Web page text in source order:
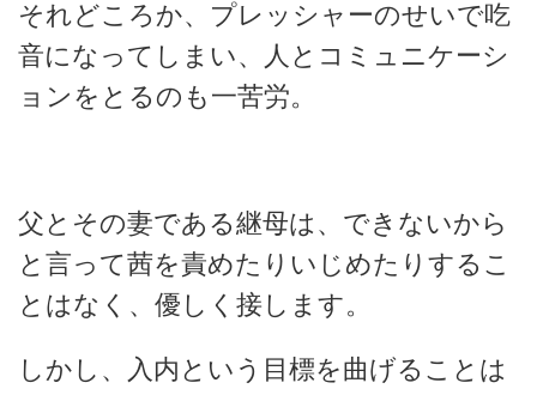
それどころか、プレッシャーのせいで吃
音になってしまい、人とコミュニケーシ
ョンをとるのも一苦労。
父とその妻である継母は、できないから
と言って茜を責めたりいじめたりするこ
とはなく、優しく接します。
しかし、入内という目標を曲げることは